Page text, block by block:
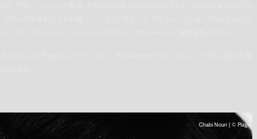
Chabi Nouri | © Piaget